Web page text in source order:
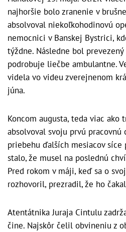
najhoršie bolo zranenie v
absolvoval niekoľkohodinovú
nemocnici v Banskej Bystrici,
týždne. Následne bol
podrobuje liečbe ambulantne.
videla vo videu zverejnenom
júna.
Koncom augusta, teda viac
absolvoval svoju prvú pracovnú
priebehu ďalších mesiacov síce
stalo, že musel na poslednú
Pred rokom v máji, keď sa o
rozhovoril, prezradil, že ho
Atentátnika Juraja Cintulu
čine. Najskôr čelil obvineniu z